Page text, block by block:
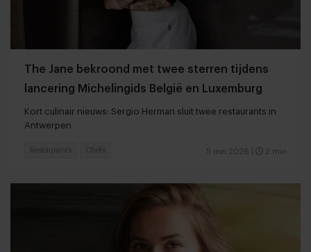
The Jane bekroond met twee sterren tijdens
lancering Michelingids België en Luxemburg
Kort culinair nieuws: Sergio Herman sluit twee restaurants in
Antwerpen
5 mei 2026 2 min
Restaurants Chefs